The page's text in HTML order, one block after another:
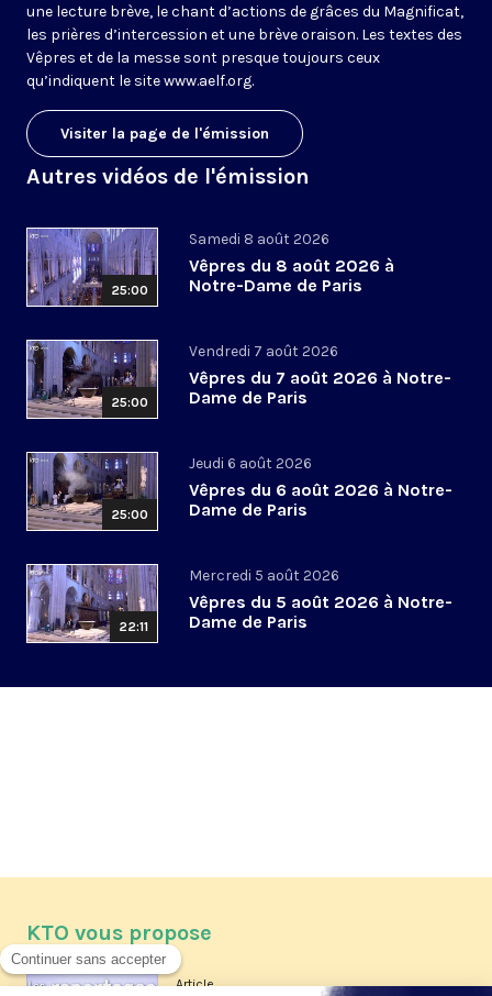
une lecture brève, le chant d’actions de grâces du Magnificat,
les prières d’intercession et une brève oraison. Les textes des
Vêpres et de la messe sont presque toujours ceux
qu’indiquent le sitewww.aelf.org.
Visiter la page de l'émission
Autres vidéos de l'émission
25:00
Samedi 8 août 2026
Vêpres du 8 août 2026 à
Notre-Dame de Paris
25:00
Vendredi 7 août 2026
Vêpres du 7 août 2026 à Notre-
Dame de Paris
25:00
Jeudi 6 août 2026
Vêpres du 6 août 2026 à Notre-
Dame de Paris
22:11
Mercredi 5 août 2026
Vêpres du 5 août 2026 à Notre-
Dame de Paris
KTO vous propose
Article